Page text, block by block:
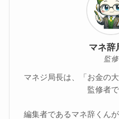
マネ辞
監修
マネジ局長は、「お金の
監修者で
編集者であるマネ辞くん